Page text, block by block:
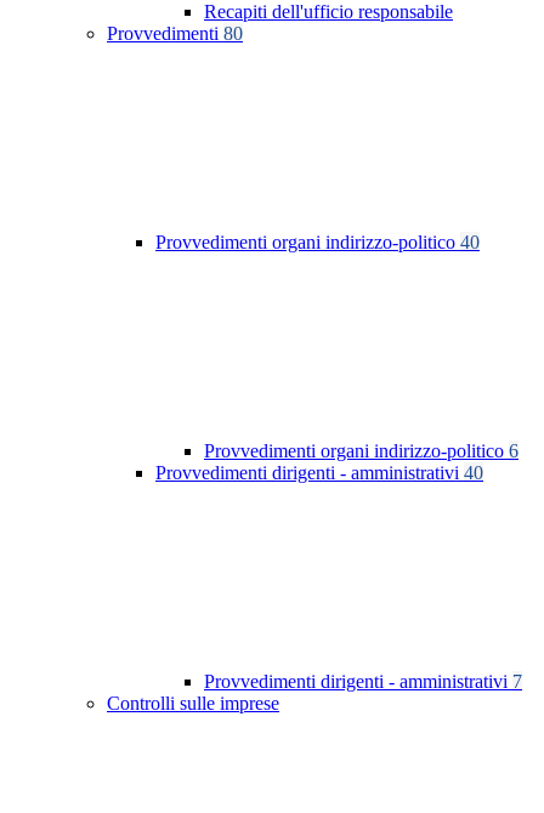
Recapiti dell'ufficio responsabile
Provvedimenti 80
Provvedimenti organi indirizzo-politico 40
Provvedimenti organi indirizzo-politico 6
Provvedimenti dirigenti - amministrativi 40
Provvedimenti dirigenti - amministrativi 7
Controlli sulle imprese